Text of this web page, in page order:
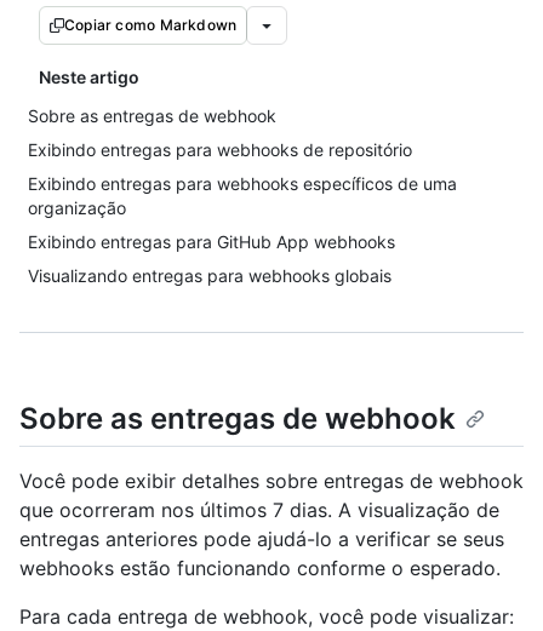
Copiar como Markdown
Neste artigo
Sobre as entregas de webhook
Exibindo entregas para webhooks de repositório
Exibindo entregas para webhooks específicos de uma
organização
Exibindo entregas para GitHub App webhooks
Visualizando entregas para webhooks globais
Sobre as entregas de webhook
Você pode exibir detalhes sobre entregas de webhook
que ocorreram nos últimos 7 dias. A visualização de
entregas anteriores pode ajudá-lo a verificar se seus
webhooks estão funcionando conforme o esperado.
Para cada entrega de webhook, você pode visualizar: